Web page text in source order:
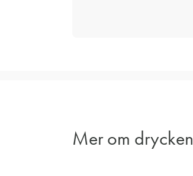
Mer om drycken